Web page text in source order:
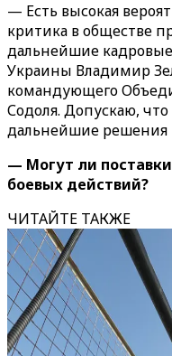
— Есть высокая
критика в обществе
дальнейшие
Украины Владимир
командующего
Содоля. Допускаю,
дальнейшие решения
— Могут ли поставки
боевых действий?
ЧИТАЙТЕ ТАКЖЕ